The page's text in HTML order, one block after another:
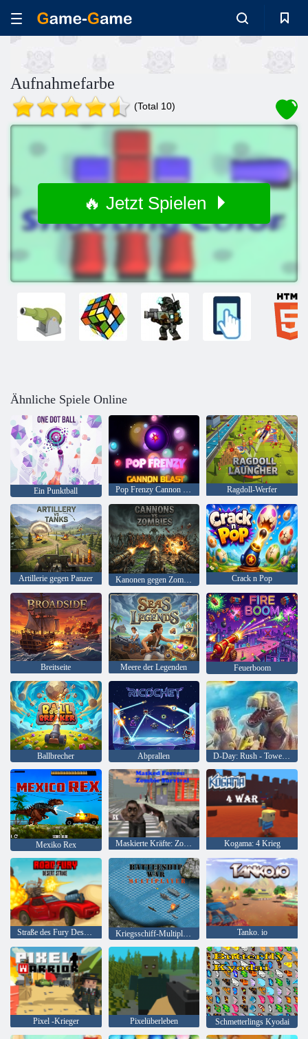
Aufnahmefarbe
(Total 10)
🔥 Jetzt Spielen
Ähnliche Spiele Online
Ein Punktball Pop Frenzy Cannon Blast Ragdoll-Werfer
Artillerie gegen Panzer Kanonen gegen Zombies Crack n Pop
Breitseite Meere der Legenden Feuerboom
Ballbrecher Abprallen D-Day: Rush - Tower Defense
Mexiko Rex Maskierte Kräfte: Zombie-Überleben Kogama: 4 Krieg
Straße des Fury Desert Strike Kriegsschiff-Multiplayer Tanko. io
Pixel -Krieger Pixelüberleben Schmetterlings Kyodai